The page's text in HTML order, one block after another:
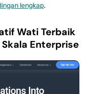
lengkap.
Wati Terbaik
Enterprise